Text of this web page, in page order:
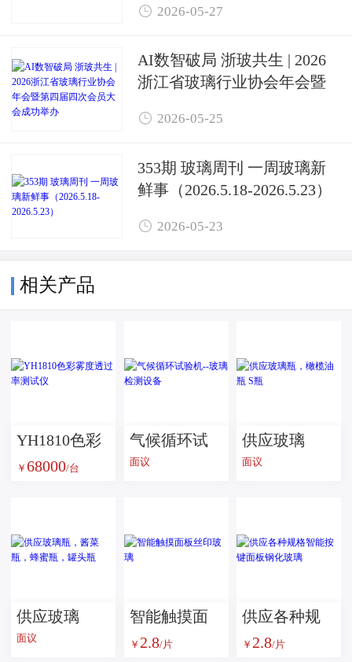
 2026-05-27
AI数智破局 浙玻共生 | 2026
浙江省玻璃行业协会年会暨
办
 2026-05-25
353期 玻璃周刊 一周玻璃新
鲜事（2026.5.18-2026.5.23）
 2026-05-23
相关产品
YH1810色彩
雾度透过率
￥ 68000/台
气候循环试
验机--玻璃检
面议
供应玻璃
瓶，橄榄油
面议
供应玻璃
瓶，酱菜
面议
智能触摸面
板丝印玻璃
￥ 2.8/片
​供应各种规
格智能按键
￥ 2.8/片